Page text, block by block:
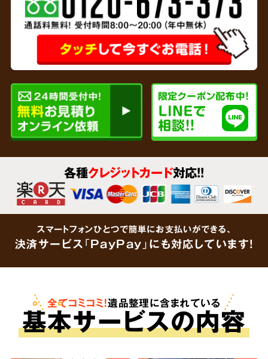
連携
リサイクルショップを運営している弊社では、
貴金属、家財など形見分けが不要なあらゆるご
遺品をその場で買取査定いたします。企業で連
鑑定します。「買取できるものがあるかわからな
映させることで遺品整理にかかる費用を安く抑
えることが可能です。
各種クレジットカード対応!!
スマートフォンひとつで簡単にお支払いができる、
決済サービス「PayPay」にも対応しています!
全てコミコミ！遺品整理に含まれている
基本サービスの内容